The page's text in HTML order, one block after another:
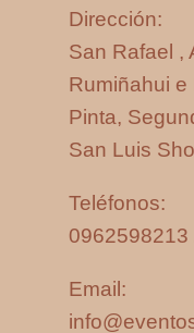
Dirección:
San Rafael ,
Rumiñahui e
Pinta,
San Luis
Teléfonos:
0962598213
Email: